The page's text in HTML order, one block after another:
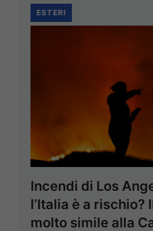
ESTERI
Incendi di Los
l’Italia è a rischio?
molto simile alla